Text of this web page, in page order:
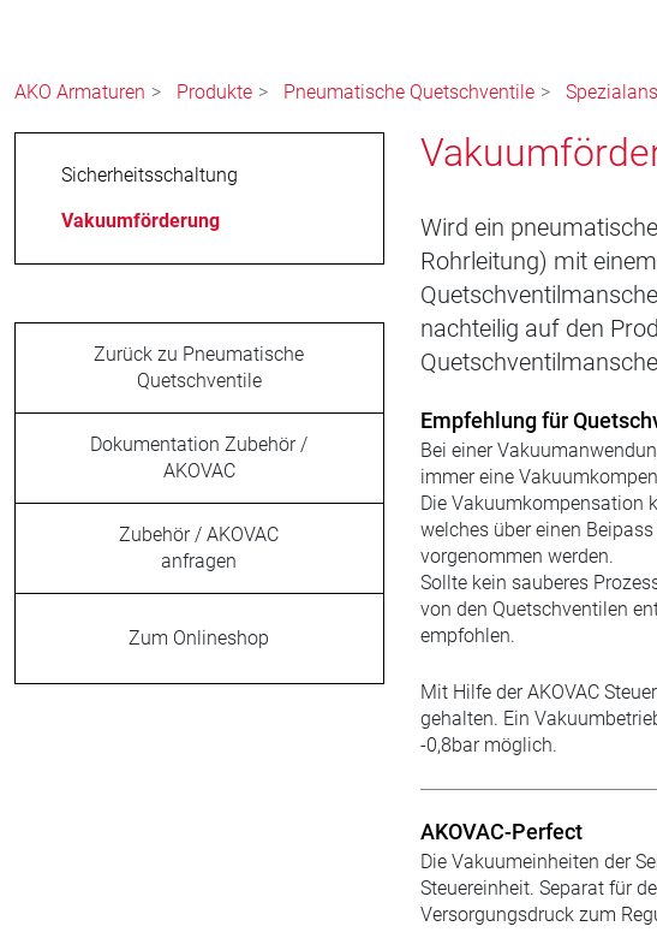
AKO Armaturen Produkte Pneumatische Quetschventile
Sicherheitsschaltung
Vakuumförderung
Zurück zu Pneumatische
Quetschventile
Dokumentation Zubehör /
AKOVAC
Zubehör / AKOVAC
anfragen
Zum Onlineshop
Wird ein
Rohrleitung) mit
nachteilig auf den
Empfehlung für
Bei einer
immer eine
Die Vakuumkompensation
welches über einen
vorgenommen werden.
Sollte kein sauberes
von den Quetschventilen
empfohlen.
Mit Hilfe der AKOVAC
gehalten. Ein
-0,8bar möglich.
AKOVAC-Perfect
Die Vakuumeinheiten der
Steuereinheit. Separat für
Versorgungsdruck zum